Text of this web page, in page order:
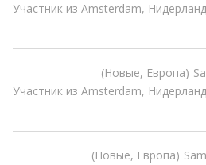
Участник из Amsterdam,
Новые, Европа
Участник из Amsterdam,
Новые, Европа